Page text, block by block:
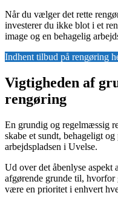
Når du vælger det rette
investerer du ikke blot i et
image og en behagelig
Indhent tilbud på rengøring
Vigtigheden af
rengøring
En grundig og regelmæssig
skabe et sundt, behageligt
arbejdspladsen i Uvelse.
Ud over det åbenlyse aspekt
afgørende grunde til,
være en prioritet i enhvert